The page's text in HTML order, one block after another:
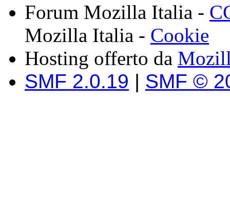
Forum Mozilla Italia -
Mozilla Italia - Cookie
Hosting offerto da
SMF 2.0.19 | SMF ©